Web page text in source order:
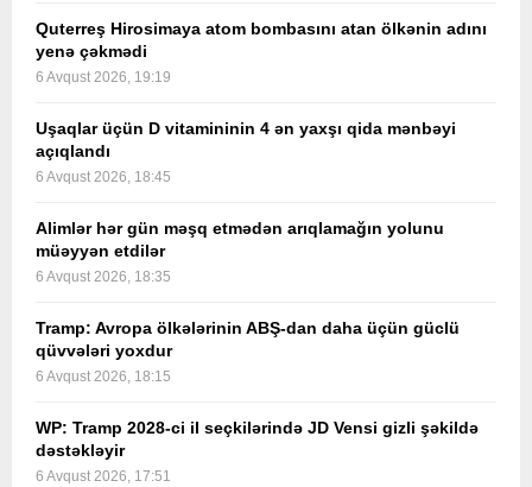
Quterreş Hirosimaya atom bombasını atan ölkənin adını
yenə çəkmədi
6 Avqust 2026, 19:19
Uşaqlar üçün D vitamininin 4 ən yaxşı qida mənbəyi
açıqlandı
6 Avqust 2026, 18:45
Alimlər hər gün məşq etmədən arıqlamağın yolunu
müəyyən etdilər
6 Avqust 2026, 18:35
Tramp: Avropa ölkələrinin ABŞ-dan daha üçün güclü
qüvvələri yoxdur
6 Avqust 2026, 18:15
WP: Tramp 2028-ci il seçkilərində JD Vensi gizli şəkildə
dəstəkləyir
6 Avqust 2026, 17:51